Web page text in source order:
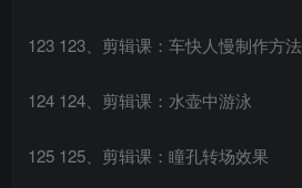
123 123、剪辑课：车快人慢制作方法
124 124、剪辑课：水壶中游泳
125 125、剪辑课：瞳孔转场效果